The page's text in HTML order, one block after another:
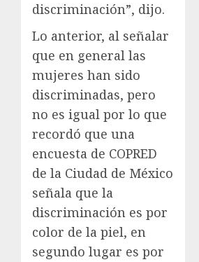
discriminación”, dijo.
Lo anterior, al señalar
que en general las
mujeres han sido
discriminadas, pero
no es igual por lo que
recordó que una
encuesta de COPRED
de la Ciudad de México
señala que la
discriminación es por
color de la piel, en
segundo lugar es por